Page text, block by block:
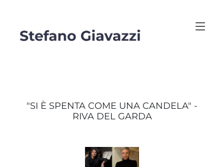
"SI È SPENTA COME UNA CANDELA" -
RIVA DEL GARDA